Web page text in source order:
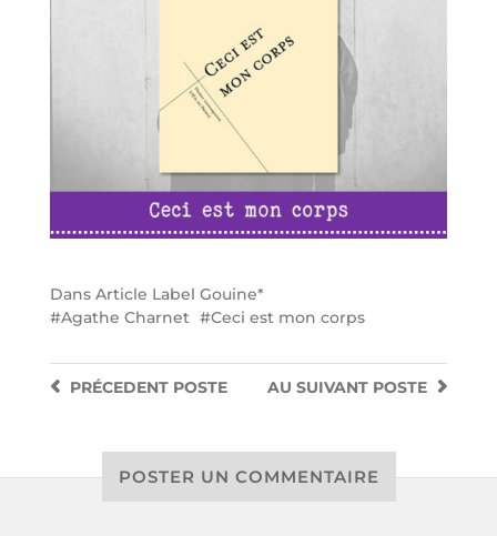
Dans Article Label Gouine*
Agathe Charnet
Ceci est mon corps
AU SUIVANT POSTE
PRÉCEDENTPOSTE
POSTER UN COMMENTAIRE